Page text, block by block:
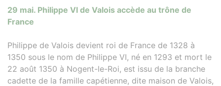
29 mai. Philippe VI de Valois accède au trône de
France
Philippe de Valois devient roi de France de 1328 à
1350 sous le nom de Philippe VI, né en 1293 et mort le
22 août 1350 à Nogent-le-Roi, est issu de la branche
cadette de la famille capétienne, dite maison de Valois,